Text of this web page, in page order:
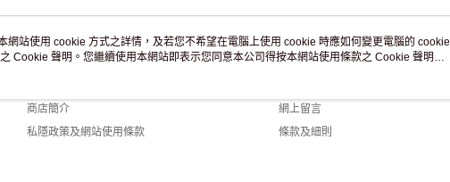
關於我們
商店簡介
私隱政策及網站使用條款
客戶服務
網上留言
條款及細則
網站使用 cookie 方式之詳情，及若您不希望在電腦上使用 cookie 時應如何變更電腦的 cookie
Cookie 聲明。您繼續使用本網站即表示您同意本公司得按本網站使用條款之 Cookie 聲明使